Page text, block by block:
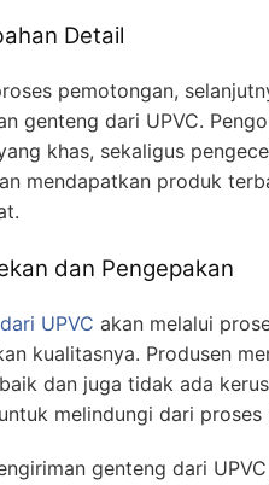
Detail
pemotongan,
genteng dari UPVC.
khas, sekaligus
mendapatkan produk
dan Pengepakan
UPVC akan melalui
kualitasnya. Produsen
dan juga tidak ada
melindungi dari proses
genteng dari